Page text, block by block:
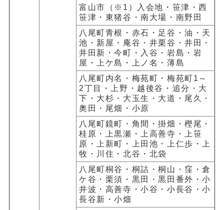
富山市（※1）入会地・笹津・西
笹津・東猪谷・南大場・南野田
八尾町青根・赤石・足谷・油・天
池・新屋・庵谷・井栗谷・井田・
井田新・今町・入谷・岩島・岩
屋・上ケ島・上ノ名・薄島
八尾町内名・梅苑町・梅苑町1～
2丁目・上野・越後谷・追分・大
下・大杉・大玉生・大道・尾久・
奥田・尾畑・小原
八尾町鏡町・角間・掛畑・樫尾・
桂原・上黒瀬・上高善寺・上笹
原・上新町・上田池・上仁歩・上
牧・川住・北谷・北袋
八尾町桐谷・桐詰・桐山・窪・倉
ケ谷・栗須・黒田・黒田番外・小
井波・高善寺・小谷・小長谷・小
長谷新・小畑